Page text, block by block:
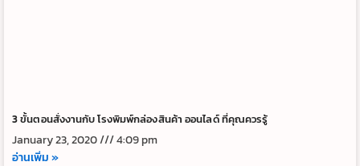
3 ขั้นตอนสั่งงานกับ โรงพิมพ์กล่องสินค้า ออนไลด์ ที่คุณควรรู้
January 23, 2020
4:09 pm
อ่านเพิ่ม »